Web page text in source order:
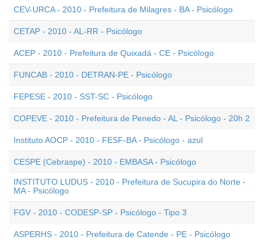
CEV-URCA - 2010 - Prefeitura de Milagres - BA - Psicólogo
CETAP - 2010 - AL-RR - Psicólogo
ACEP - 2010 - Prefeitura de Quixadá - CE - Psicólogo
FUNCAB - 2010 - DETRAN-PE - Psicólogo
FEPESE - 2010 - SST-SC - Psicólogo
COPEVE - 2010 - Prefeitura de Penedo - AL - Psicólogo - 20h 2
Instituto AOCP - 2010 - FESF-BA - Psicólogo - azul
CESPE (Cebraspe) - 2010 - EMBASA - Psicólogo
INSTITUTO LUDUS - 2010 - Prefeitura de Sucupira do Norte -
MA - Psicólogo
FGV - 2010 - CODESP-SP - Psicólogo - Tipo 3
ASPERHS - 2010 - Prefeitura de Catende - PE - Psicólogo